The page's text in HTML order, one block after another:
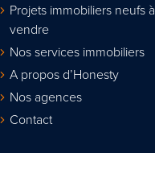
Projets immobiliers neufs à
vendre
Nos services immobiliers
A propos d’Honesty
Nos agences
Contact